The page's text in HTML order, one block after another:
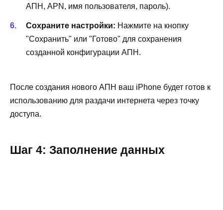
АПН, APN, имя пользователя, пароль).
Сохраните настройки: Нажмите на кнопку
"Сохранить" или "Готово" для сохранения
созданной конфигурации АПН.
После создания нового АПН ваш iPhone будет готов к
использованию для раздачи интернета через точку
доступа.
Шаг 4: Заполнение данных